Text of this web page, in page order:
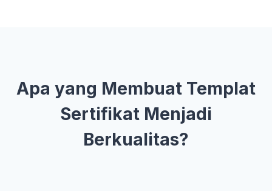
Apa yang Membuat Templat
Sertifikat Menjadi
Berkualitas?